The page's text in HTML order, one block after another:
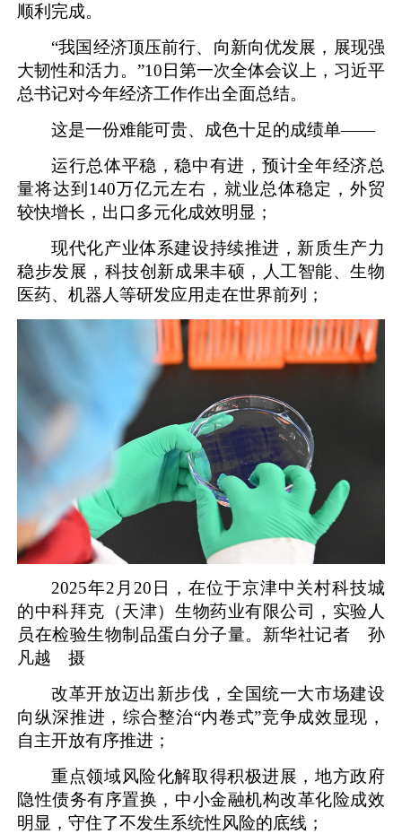
顺利完成。
“我国经济顶压前行、向新向优发展，展现强
大韧性和活力。”10日第一次全体会议上，习近平
总书记对今年经济工作作出全面总结。
这是一份难能可贵、成色十足的成绩单——
运行总体平稳，稳中有进，预计全年经济总
量将达到140万亿元左右，就业总体稳定，外贸
较快增长，出口多元化成效明显；
现代化产业体系建设持续推进，新质生产力
稳步发展，科技创新成果丰硕，人工智能、生物
医药、机器人等研发应用走在世界前列；
2025年2月20日，在位于京津中关村科技城
的中科拜克（天津）生物药业有限公司，实验人
员在检验生物制品蛋白分子量。新华社记者 孙
凡越 摄
改革开放迈出新步伐，全国统一大市场建设
向纵深推进，综合整治“内卷式”竞争成效显现，
自主开放有序推进；
重点领域风险化解取得积极进展，地方政府
隐性债务有序置换，中小金融机构改革化险成效
明显，守住了不发生系统性风险的底线；